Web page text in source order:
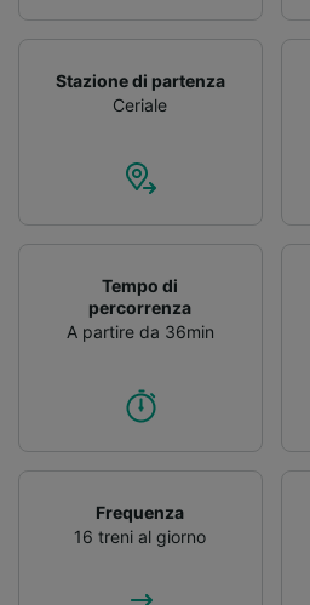
Stazione di partenza
Ceriale
Tempo di
percorrenza
A partire da 36min
Frequenza
16 treni al giorno